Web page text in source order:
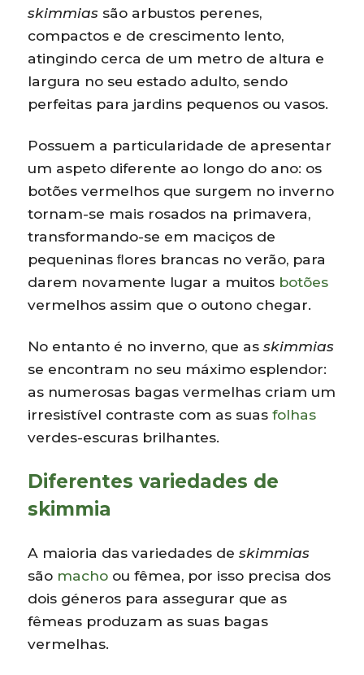
skimmias são arbustos perenes,
compactos e de crescimento lento,
atingindo cerca de um metro de altura e
largura no seu estado adulto, sendo
perfeitas para jardins pequenos ou vasos.
Possuem a particularidade de apresentar
um aspeto diferente ao longo do ano: os
botões vermelhos que surgem no inverno
tornam-se mais rosados na primavera,
transformando-se em maciços de
pequeninas ﬂores brancas no verão, para
darem novamente lugar a muitos botões
vermelhos assim que o outono chegar.
No entanto é no inverno, que asskimmias
se encontram no seu máximo esplendor:
as numerosas bagas vermelhas criam um
irresistível contraste com as suasfolhas
verdes-escuras brilhantes.
Diferentes variedades de
skimmia
A maioria das variedades deskimmias
são macho ou fêmea, por isso precisa dos
dois géneros para assegurar que as
fêmeas produzam as suas bagas
vermelhas.